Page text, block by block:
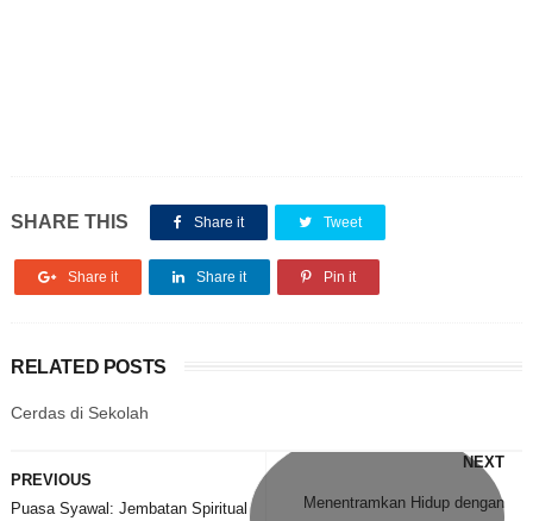
SHARE THIS Share it Tweet
Share it Share it Pin it
RELATED POSTS
Cerdas di Sekolah
NEXT
Menentramkan Hidup dengan
PREVIOUS
Puasa Syawal: Jembatan Spiritual